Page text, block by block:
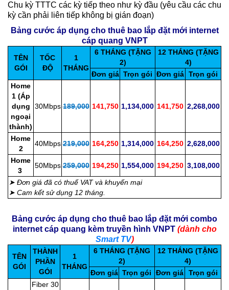
Chu kỳ TTTC các kỳ tiếp theo như kỳ đầu (yêu cầu các chu
kỳ cần phải liên tiếp không bị gián đoạn)
Bảng cước áp dụng cho thuê bao lắp đặt mới internet
cáp quang VNPT
TÊN
GÓI
TỐC
ĐỘ
1
THÁNG
6 THÁNG (TẶNG
2)
12 THÁNG (TẶNG
4)
Đơn giá Trọn gói Đơn giá Trọn gói
Home
1 (Áp
dụng
ngoại
thành)
30Mbps 189,000 141,750 1,134,000 141,750 2,268,000
Home
2
40Mbps 219,000 164,250 1,314,000 164,250 2,628,000
Home
3
50Mbps 259,000 194,250 1,554,000 194,250 3,108,000
➤ Đơn giá đã có thuế VAT và khuyến mại
➤ Cam kết sử dụng 12 tháng.
Bảng cước áp dụng cho thuê bao lắp đặt mới combo
internet cáp quang kèm truyền hình VNPT (dành cho
Smart TV)
TÊN
GÓI
THÀNH
PHẦN
GÓI
1
THÁNG
6 THÁNG (TẶNG
2)
12 THÁNG (TẶNG
4)
Đơn giá Trọn gói Đơn giá Trọn gói
Fiber 30